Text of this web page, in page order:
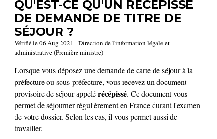
QU'EST-CE QU'UN RÉCÉPISSÉ
DE DEMANDE DE TITRE DE
SÉJOUR ?
Vérifié le 06 Aug 2021 - Direction de l'information légale et
administrative (Première ministre)
Lorsque vous déposez une demande de carte de séjour à la
préfecture ou sous-préfecture, vous recevez un document
provisoire de séjour appelérécépissé. Ce document vous
permet deséjourner régulièrementen France durant l'examen
de votre dossier. Selon les cas, il vous permet aussi de
travailler.